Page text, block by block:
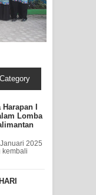
Category
I
Lomba
2025
kembali